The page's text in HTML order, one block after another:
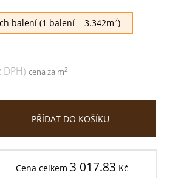
balení (1 balení = 3.342m2)
DPH) cena za m2
PŘÍDAT DO KOŠÍKU
Cena celkem 3 017.83 Kč